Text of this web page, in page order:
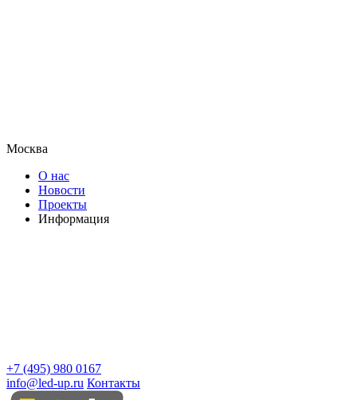
Москва
О нас
Новости
Проекты
Информация
+7 (495) 980 0167
info@led-up.ru Контакты